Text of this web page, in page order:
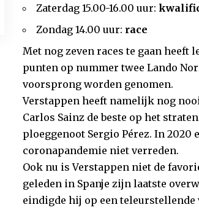
Zaterdag 15.00-16.00 uur:
Zondag 14.00 uur: race
Met nog zeven races te gaan heeft
punten op nummer twee Lando
voorsprong worden genomen.
Verstappen heeft namelijk nog
Carlos Sainz de beste op het
ploeggenoot Sergio Pérez. In 2020
coronapandemie niet verreden.
Ook nu is Verstappen niet de
geleden in Spanje zijn laatste
eindigde hij op een